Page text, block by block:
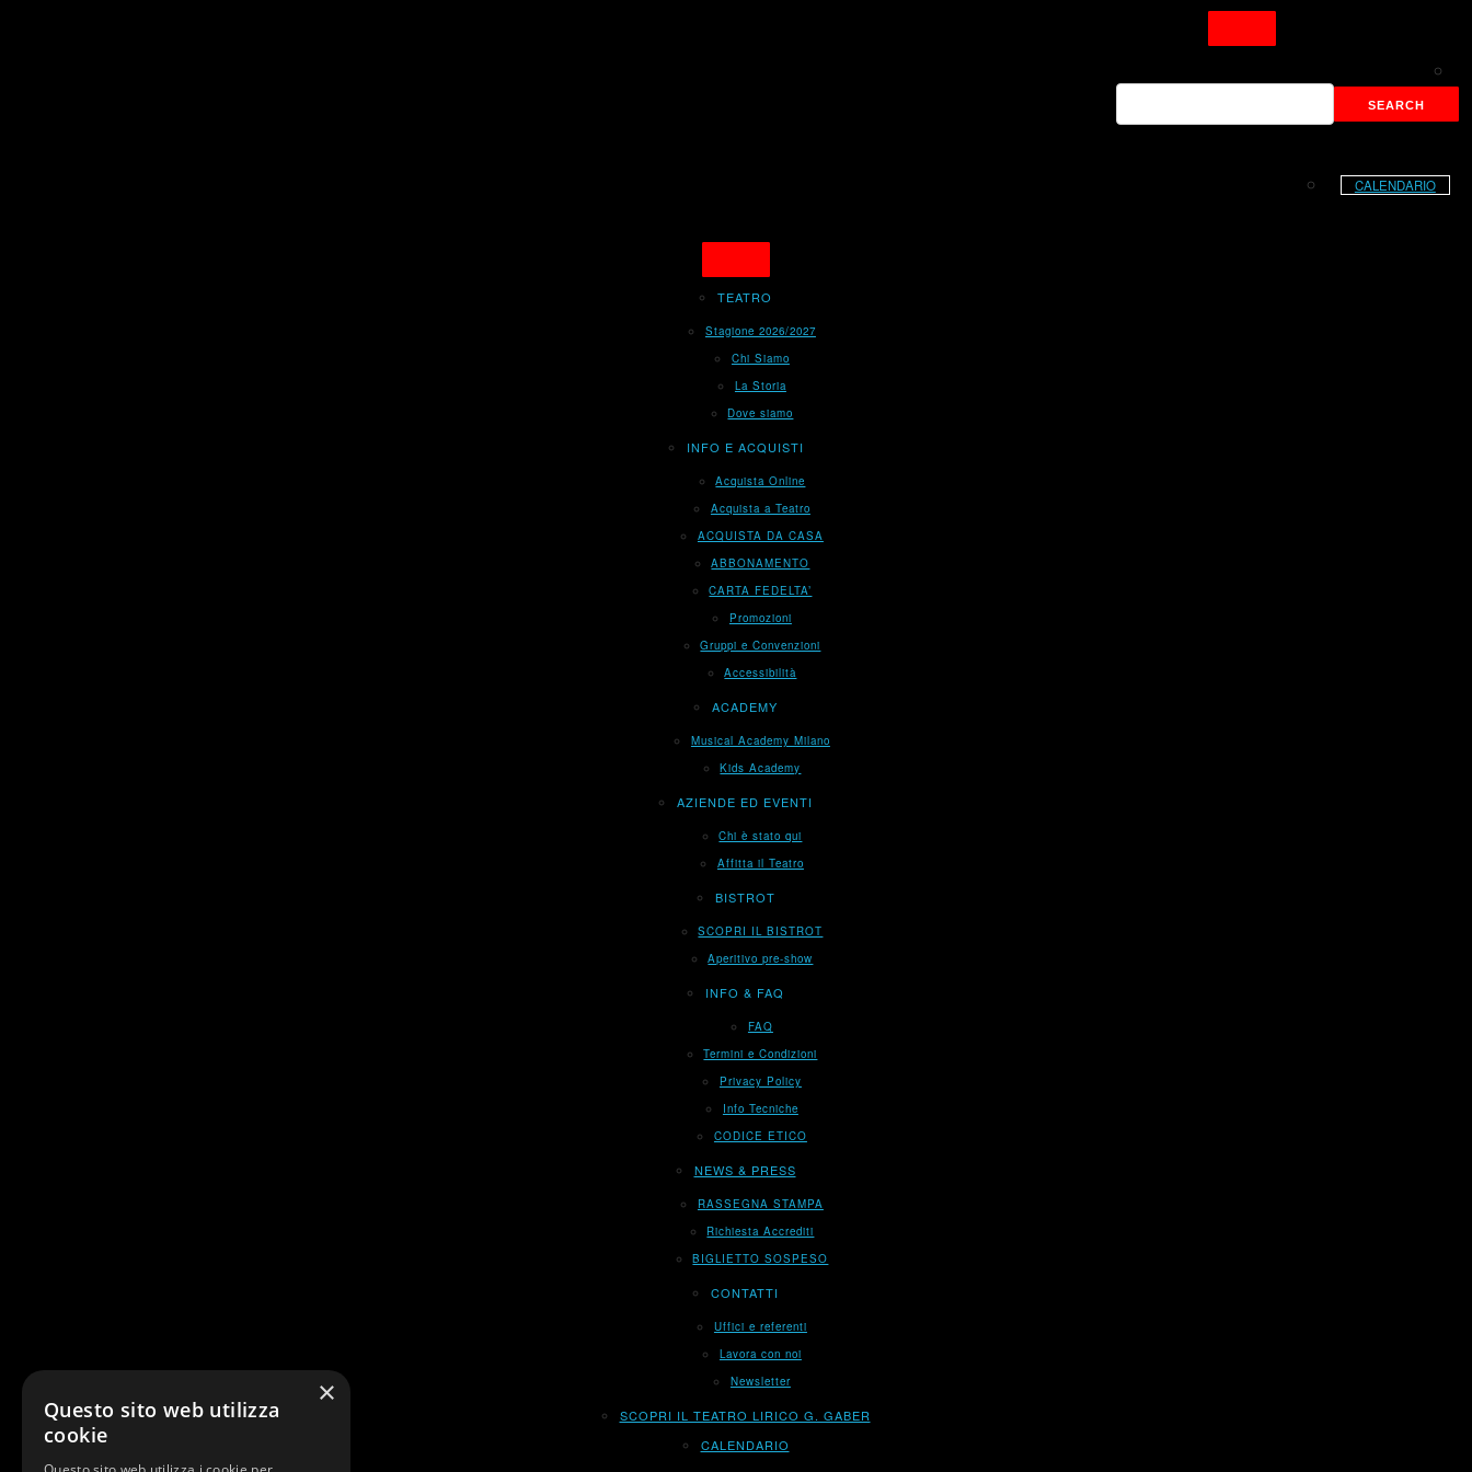
CALENDARIO
TEATRO
Stagione 2026/2027
Chi Siamo
La Storia
Dove siamo
INFO E ACQUISTI
Acquista Online
Acquista a Teatro
ACQUISTA DA CASA
ABBONAMENTO
CARTA FEDELTA’
Promozioni
Gruppi e Convenzioni
Accessibilità
ACADEMY
Musical Academy Milano
Kids Academy
AZIENDE ED EVENTI
Chi è stato qui
Affitta il Teatro
BISTROT
SCOPRI IL BISTROT
Aperitivo pre-show
INFO & FAQ
FAQ
Termini e Condizioni
Privacy Policy
Info Tecniche
CODICE ETICO
NEWS & PRESS
RASSEGNA STAMPA
Richiesta Accrediti
BIGLIETTO SOSPESO
CONTATTI
Uffici e referenti
Lavora con noi
Newsletter
SCOPRI IL TEATRO LIRICO G. GABER
CALENDARIO
×
Questo sito web utilizza
cookie